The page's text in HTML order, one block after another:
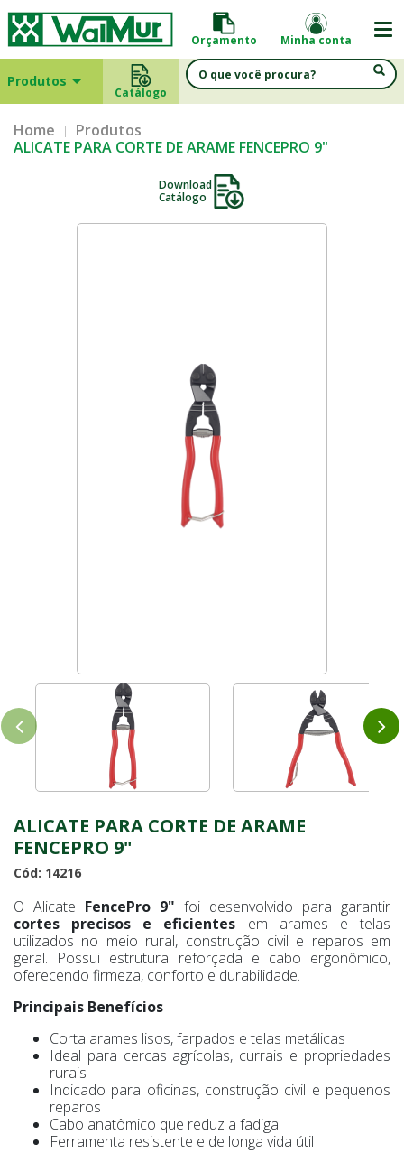
Orçamento Minha conta
Produtos
Catálogo
Home
Produtos
ALICATE PARA CORTE DE ARAME FENCEPRO 9"
Download
Catálogo
ALICATE PARA CORTE DE ARAME
FENCEPRO 9"
Cód: 14216
O Alicate FencePro 9" foi desenvolvido para garantir
cortes precisos e eficientes em arames e telas
utilizados no meio rural, construção civil e reparos em
geral. Possui estrutura reforçada e cabo ergonômico,
oferecendo firmeza, conforto e durabilidade.
Principais Benefícios
Corta arames lisos, farpados e telas metálicas
Ideal para cercas agrícolas, currais e propriedades
rurais
Indicado para oficinas, construção civil e pequenos
reparos
Cabo anatômico que reduz a fadiga
Ferramenta resistente e de longa vida útil